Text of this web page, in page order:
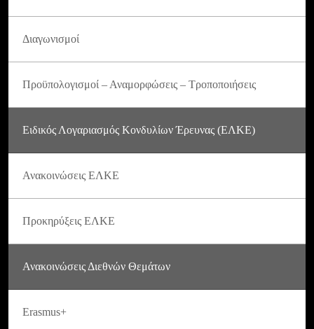
Διαγωνισμοί
Προϋπολογισμοί – Αναμορφώσεις – Τροποποιήσεις
Ειδικός Λογαριασμός Κονδυλίων Έρευνας (ΕΛΚΕ)
Ανακοινώσεις ΕΛΚΕ
Προκηρύξεις ΕΛΚΕ
Ανακοινώσεις Διεθνών Θεμάτων
Erasmus+